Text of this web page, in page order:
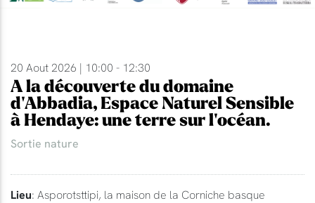
20 Aout 2026 | 10:00 - 12:30
A la découverte du domaine
d'Abbadia, Espace Naturel Sensible
à Hendaye: une terre sur l'océan.
Sortie nature
Lieu: Asporotsttipi, la maison de la Corniche basque